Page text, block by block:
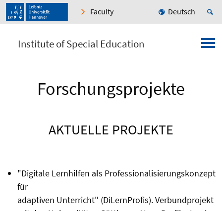
Faculty Deutsch
Institute of Special Education
Forschungsprojekte
AKTUELLE PROJEKTE
"Digitale Lernhilfen als Professionalisierungskonzept
für
adaptiven Unterricht" (DiLernProfis). Verbundprojekt